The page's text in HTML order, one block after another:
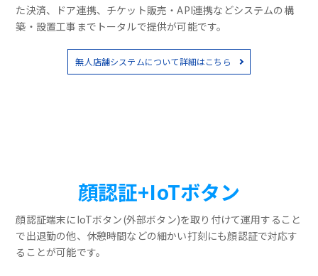
た決済、ドア連携、チケット販売・API連携などシステムの構
築・設置工事までトータルで提供が可能です。
無人店舗システムについて詳細はこちら
顔認証+IoTボタン
顔認証端末にIoTボタン(外部ボタン)を取り付けて運用すること
で出退勤の他、休憩時間などの細かい打刻にも顔認証で対応す
ることが可能です。